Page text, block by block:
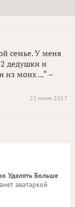
семье. У меня
дедушки и
из моих ...“ –
22 июня 2017
Уделять Больше
аватаркой